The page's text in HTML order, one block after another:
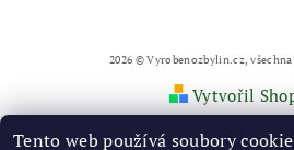
2026 © Vyrobenozbylin.cz,
Vytvořil
Tento web používá soubory